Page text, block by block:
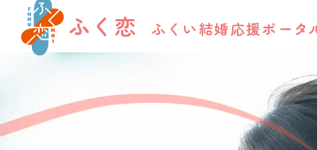
ふく恋 ふくい結婚応援ポータ